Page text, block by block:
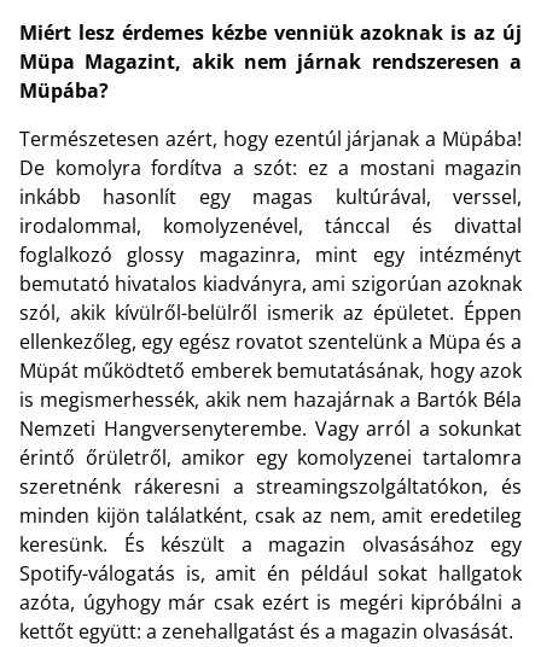
Miért lesz érdemes kézbe venniük azoknak is az új
Müpa Magazint, akik nem járnak rendszeresen a
Müpába?
Természetesen azért, hogy ezentúl járjanak a Müpába!
De komolyra fordítva a szót: ez a mostani magazin
inkább hasonlít egy magas kultúrával, verssel,
irodalommal, komolyzenével, tánccal és divattal
foglalkozó glossy magazinra, mint egy intézményt
bemutató hivatalos kiadványra, ami szigorúan azoknak
szól, akik kívülről-belülről ismerik az épületet. Éppen
ellenkezőleg, egy egész rovatot szentelünk a Müpa és a
Müpát működtető emberek bemutatásának, hogy azok
is megismerhessék, akik nem hazajárnak a Bartók Béla
Nemzeti Hangversenyterembe. Vagy arról a sokunkat
érintő őrületről, amikor egy komolyzenei tartalomra
szeretnénk rákeresni a streamingszolgáltatókon, és
minden kijön találatként, csak az nem, amit eredetileg
keresünk. És készült a magazin olvasásához egy
Spotify-válogatás is, amit én például sokat hallgatok
azóta, úgyhogy már csak ezért is megéri kipróbálni a
kettőt együtt: a zenehallgatást és a magazin olvasását.